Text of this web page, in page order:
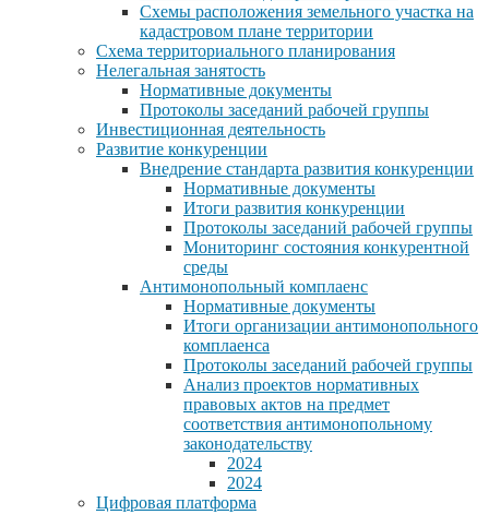
Схемы расположения земельного участка на
кадастровом плане территории
Схема территориального планирования
Нелегальная занятость
Нормативные документы
Протоколы заседаний рабочей группы
Инвестиционная деятельность
Развитие конкуренции
Внедрение стандарта развития конкуренции
Нормативные документы
Итоги развития конкуренции
Протоколы заседаний рабочей группы
Мониторинг состояния конкурентной
среды
Антимонопольный комплаенс
Нормативные документы
Итоги организации антимонопольного
комплаенса
Протоколы заседаний рабочей группы
Анализ проектов нормативных
правовых актов на предмет
соответствия антимонопольному
законодательству
2024
2024
Цифровая платформа